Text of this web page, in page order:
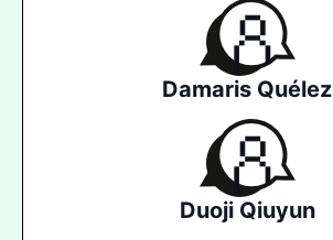
Damaris Quélez
Duoji Qiuyun